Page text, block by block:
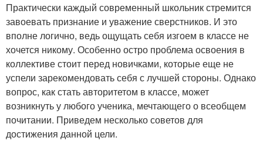
Практически каждый современный школьник стремится
завоевать признание и уважение сверстников. И это
вполне логично, ведь ощущать себя изгоем в классе не
хочется никому. Особенно остро проблема освоения в
коллективе стоит перед новичками, которые еще не
успели зарекомендовать себя с лучшей стороны. Однако
вопрос, как стать авторитетом в классе, может
возникнуть у любого ученика, мечтающего о всеобщем
почитании. Приведем несколько советов для
достижения данной цели.